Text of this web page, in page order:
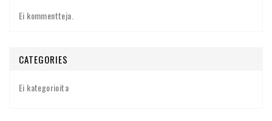
Ei kommentteja.
CATEGORIES
Ei kategorioita